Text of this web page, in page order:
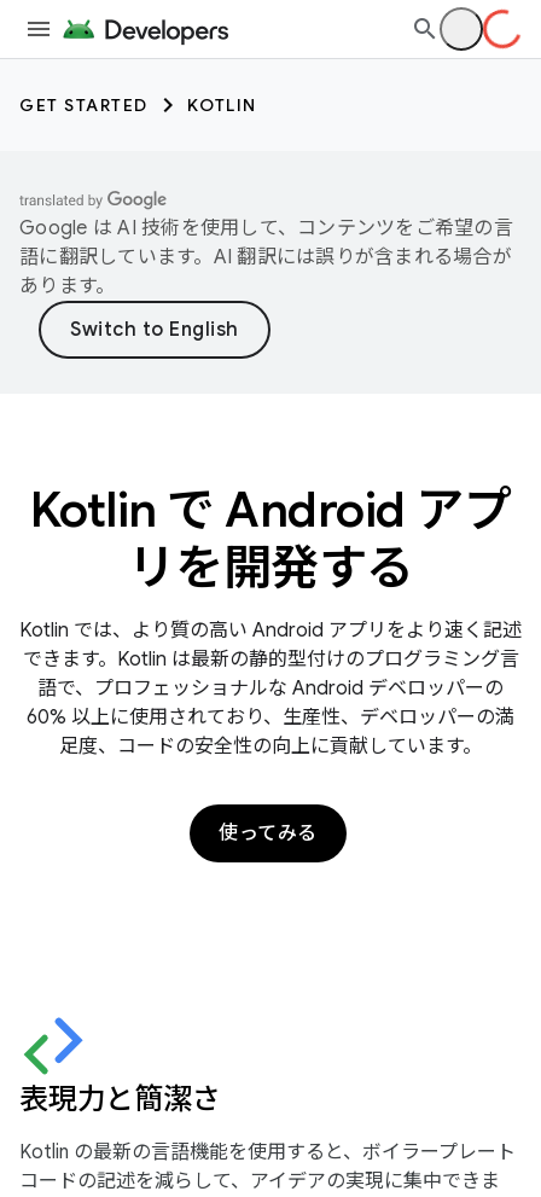
GET STARTED KOTLIN
Google は AI 技術を使用して、コンテンツをご希望の言
語に翻訳しています。AI 翻訳には誤りが含まれる場合が
あります。
Kotlin で Android アプ
リを開発する
Kotlin では、より質の高い Android アプリをより速く記述
できます。Kotlin は最新の静的型付けのプログラミング言
語で、プロフェッショナルな Android デベロッパーの
60% 以上に使用されており、生産性、デベロッパーの満
足度、コードの安全性の向上に貢献しています。
使ってみる
表現力と簡潔さ
Kotlin の最新の言語機能を使用すると、ボイラープレート
コードの記述を減らして、アイデアの実現に集中できま